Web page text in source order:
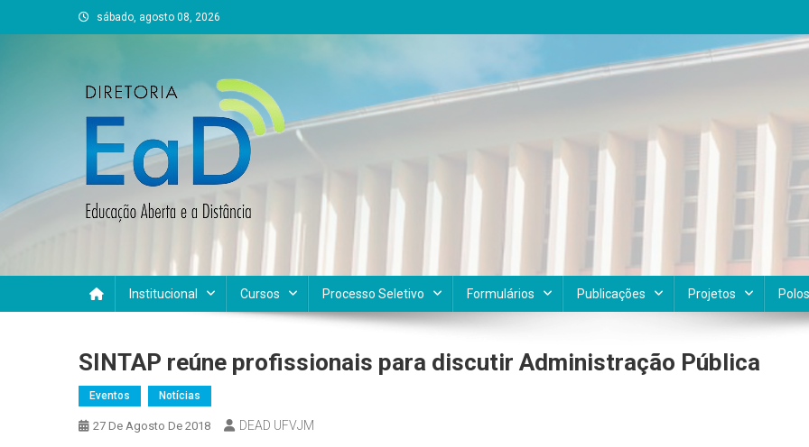
to
sábado, agosto 08, 2026
DEAD UFVJM
Institucional Cursos Processo Seletivo Formulários Publicações Projetos Polos
SINTAP reúne profissionais para discutir Administração Pública
Eventos Notícias
27 De Agosto De 2018 DEAD UFVJM